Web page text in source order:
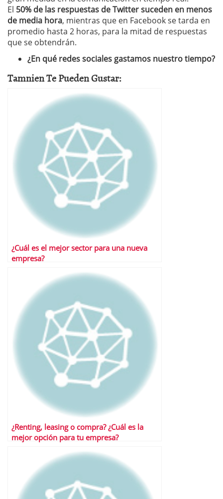
El 50% de las respuestas de Twitter suceden en menos
de media hora, mientras que en Facebook se tarda en
promedio hasta 2 horas, para la mitad de respuestas
que se obtendrán.
¿En qué redes sociales gastamos nuestro tiempo?
Tamnien Te Pueden Gustar:
¿Cuál es el mejor sector para una nueva
empresa?
¿Renting, leasing o compra? ¿Cuál es la
mejor opción para tu empresa?